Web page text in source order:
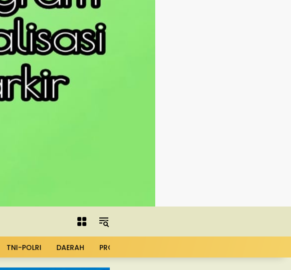
TNI-POLRI DAERAH PROFIL